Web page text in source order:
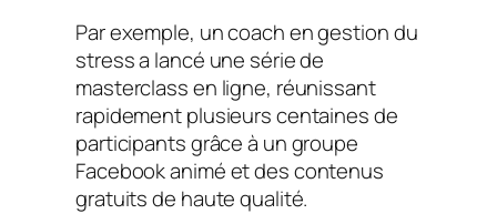
Par exemple, un coach en gestion du
stress a lancé une série de
masterclass en ligne, réunissant
rapidement plusieurs centaines de
participants grâce à un groupe
Facebook animé et des contenus
gratuits de haute qualité.